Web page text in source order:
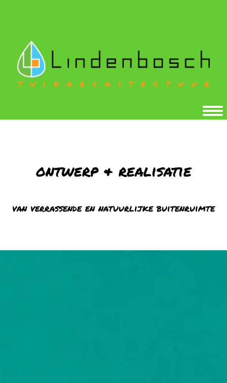
ontwerp & realisatie
van verrassende en natuurlijke buitenruimte